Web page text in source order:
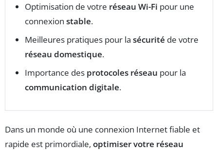
Optimisation de votre réseau Wi-Fi pour une
connexion stable.
Meilleures pratiques pour la sécurité de votre
réseau domestique.
Importance des protocoles réseau pour la
communication digitale.
Dans un monde où une connexion Internet fiable et
rapide est primordiale, optimiser votre réseau